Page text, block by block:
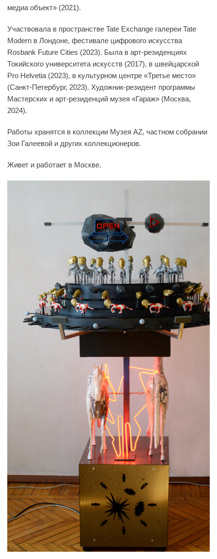
медиа объект» (2021).
Участвовала в пространстве Tate Exchange галереи Tate
Modern в Лондоне, фестивале цифрового искусства
Rosbank Future Cities (2023). Была в арт-резиденциях
Токийского университета искусств (2017), в швейцарской
Pro Helvetia (2023), в культурном центре «Третье место»
(Санкт-Петербург, 2023). Художник-резидент программы
Мастерских и арт-резиденций музея «Гараж» (Москва,
2024).
Работы хранятся в коллекции Музея AZ, частном собрании
Зои Галеевой и других коллекционеров.
Живет и работает в Москве.